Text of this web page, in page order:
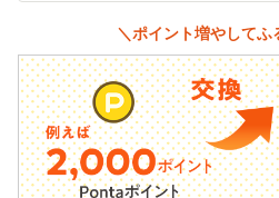
＼ポイント増やしてふ